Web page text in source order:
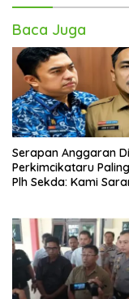
Baca Juga
Serapan Anggaran
Perkimcikataru
Plh Sekda: Kami